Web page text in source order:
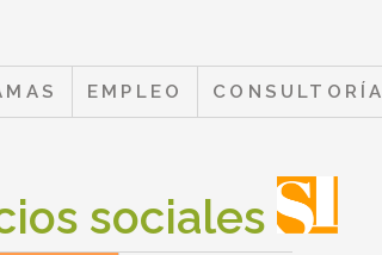
EMPLEO CONSULTORÍA
sociales